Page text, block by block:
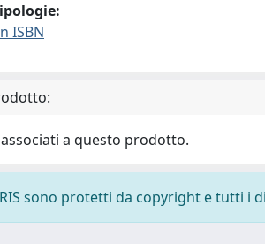
ISBN
a questo prodotto.
sono protetti da copyright e tutti i